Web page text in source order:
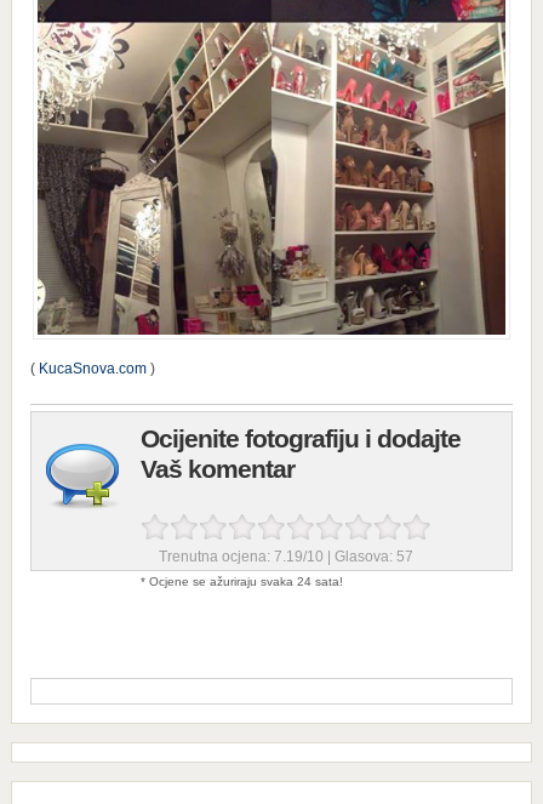
( KucaSnova.com)
Ocijenite fotografiju i dodajte
Vaš komentar
Trenutna ocjena: 7.19/10 | Glasova: 57
* Ocjene se ažuriraju svaka 24 sata!